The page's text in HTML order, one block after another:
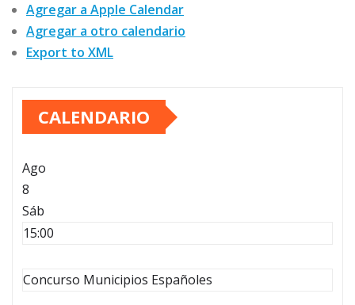
Agregar a Apple Calendar
Agregar a otro calendario
Export to XML
CALENDARIO
Ago
8
Sáb
15:00
Concurso Municipios Españoles